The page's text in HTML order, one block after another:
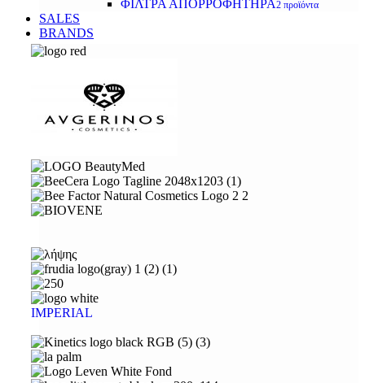
ΦΙΛΤΡΑ ΑΠΟΡΡΟΦΗΤΗΡΑ2 προϊόντα
SALES
BRANDS
IMPERIAL